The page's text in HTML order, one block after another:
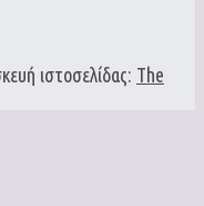
ιστοσελίδας: The